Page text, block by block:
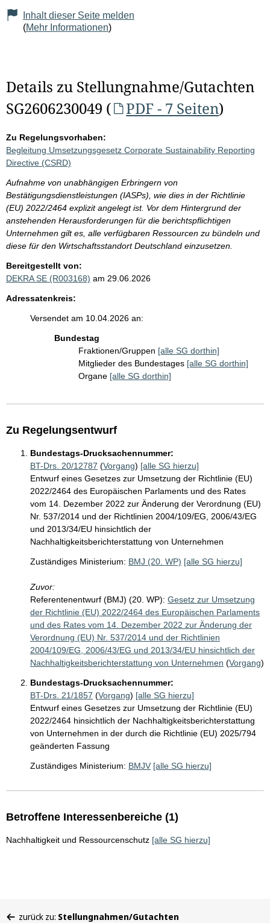
Inhalt dieser Seite melden
(Mehr Informationen)
Details zu Stellungnahme/Gutachten
SG2606230049 (
PDF - 7 Seiten)
Zu Regelungsvorhaben:
Begleitung Umsetzungsgesetz Corporate Sustainability Reporting
Directive (CSRD)
Aufnahme von unabhängigen Erbringern von
Bestätigungsdienstleistungen (IASPs), wie dies in der Richtlinie
(EU) 2022/2464 explizit angelegt ist. Vor dem Hintergrund der
anstehenden Herausforderungen für die berichtspflichtigen
Unternehmen gilt es, alle verfügbaren Ressourcen zu bündeln und
diese für den Wirtschaftsstandort Deutschland einzusetzen.
Bereitgestellt von:
DEKRA SE (R003168) am 29.06.2026
Adressatenkreis:
Versendet am 10.04.2026 an:
Bundestag
Fraktionen/Gruppen [alle SG dorthin]
Mitglieder des Bundestages [alle SG dorthin]
Organe [alle SG dorthin]
Zu Regelungsentwurf
Bundestags-Drucksachennummer:
BT-Drs. 20/12787 (Vorgang) [alle SG hierzu]
Entwurf eines Gesetzes zur Umsetzung der Richtlinie (EU)
2022/2464 des Europäischen Parlaments und des Rates
vom 14. Dezember 2022 zur Änderung der Verordnung (EU)
Nr. 537/2014 und der Richtlinien 2004/109/EG, 2006/43/EG
und 2013/34/EU hinsichtlich der
Nachhaltigkeitsberichterstattung von Unternehmen
Zuständiges Ministerium: BMJ (20. WP) [alle SG hierzu]
Zuvor:
Referentenentwurf (BMJ) (20. WP): Gesetz zur Umsetzung
der Richtlinie (EU) 2022/2464 des Europäischen Parlaments
und des Rates vom 14. Dezember 2022 zur Änderung der
Verordnung (EU) Nr. 537/2014 und der Richtlinien
2004/109/EG, 2006/43/EG und 2013/34/EU hinsichtlich der
Nachhaltigkeitsberichterstattung von Unternehmen (Vorgang)
Bundestags-Drucksachennummer:
BT-Drs. 21/1857 (Vorgang) [alle SG hierzu]
Entwurf eines Gesetzes zur Umsetzung der Richtlinie (EU)
2022/2464 hinsichtlich der Nachhaltigkeitsberichterstattung
von Unternehmen in der durch die Richtlinie (EU) 2025/794
geänderten Fassung
Zuständiges Ministerium: BMJV [alle SG hierzu]
Betroffene Interessenbereiche (1)
Nachhaltigkeit und Ressourcenschutz [alle SG hierzu]
zurück zu: Stellungnahmen/Gutachten